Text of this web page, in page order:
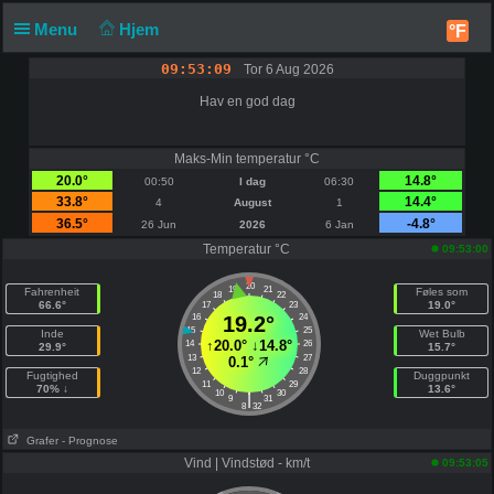
Menu Hjem °F
09:53:09 Tor 6 Aug 2026
Hav en god dag
Maks-Min temperatur °C
20.0°
00:50 I dag 06:30
14.8°
33.8°
4 August 1
14.4°
36.5°
26 Jun 2026 6 Jan
-4.8°
Temperatur °C
09:53:00
Fahrenheit
66.6°
Inde
29.9°
Fugtighed
70% ↓
20
19 21
18
22
17
23
16
24
15
25
14
26
13
27
12
28
11
29
10
30
9 31
|
8 32
19.2°
↑20.0°↓14.8°
0.1°
Føles som
19.0°
Wet Bulb
15.7°
Duggpunkt
13.6°
Grafer - Prognose
Vind | Vindstød - km/t 09:53:05